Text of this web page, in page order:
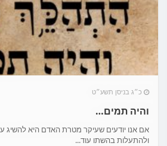
כ״ג בניסן תשע״ט
והיה תמים…
אם אנו יודעים שעיקר מטרת האדם היא להשיג
ולהתעלות בהשתו עוד...